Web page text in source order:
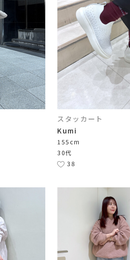
スタッカート
Kumi
155cm
30代
38